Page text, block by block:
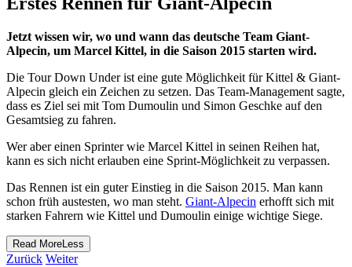
Jetzt wissen wir, wo und wann das deutsche Team Giant-
Alpecin, um Marcel Kittel, in die Saison 2015 starten wird.
Die Tour Down Under ist eine gute Möglichkeit für Kittel & Giant-
Alpecin gleich ein Zeichen zu setzen. Das Team-Management sagte,
dass es Ziel sei mit Tom Dumoulin und Simon Geschke auf den
Gesamtsieg zu fahren.
Wer aber einen Sprinter wie Marcel Kittel in seinen Reihen hat,
kann es sich nicht erlauben eine Sprint-Möglichkeit zu verpassen.
Das Rennen ist ein guter Einstieg in die Saison 2015. Man kann
schon früh austesten, wo man steht. Giant-Alpecin erhofft sich mit
starken Fahrern wie Kittel und Dumoulin einige wichtige Siege.
Read MoreLess
Zurück Weiter